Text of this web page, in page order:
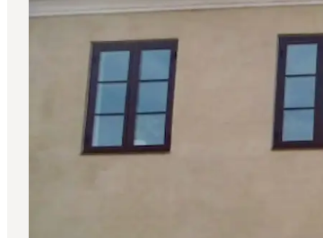
Oplevelser
Mad og drikke
Overnatning
Det Sker
Book oplevelse